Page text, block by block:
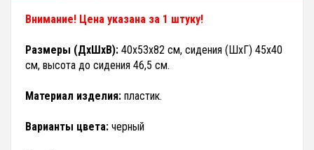
Внимание! Цена указана за 1 штуку!
Размеры (ДхШхВ): 40х53х82 см, сидения (ШхГ) 45х40
см, высота до сидения 46,5 см.
Материал изделия: пластик.
Варианты цвета: черный